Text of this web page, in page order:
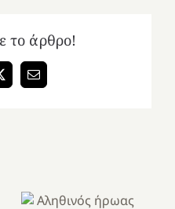
το άρθρο!
Email